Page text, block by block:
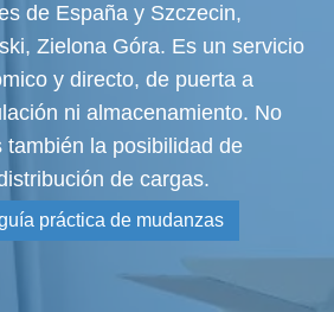
de España y Szczecin,
Zielona Góra. Es un servicio
y directo, de puerta a
ni almacenamiento. No
también la posibilidad de
de cargas.
práctica de mudanzas